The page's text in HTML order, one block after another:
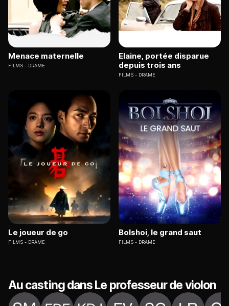
Menace maternelle
FILMS DRAME
Elaine, portée disparue
depuis trois ans
FILMS DRAME
Le joueur de go
FILMS DRAME
Bolshoi, le grand saut
FILMS DRAME
Au casting dans Le professeur de violon